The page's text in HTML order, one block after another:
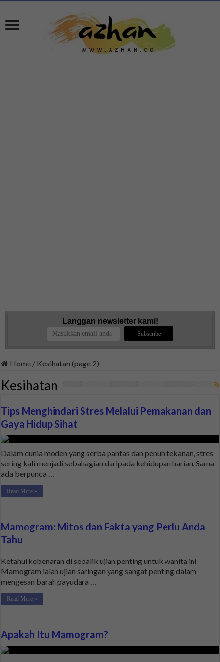
Langgan newsletter kami!
Home / Kesihatan (page 2)
Kesihatan
Tips Menghindari Stres Melalui Pemakanan dan
Gaya Hidup Sihat
Dalam dunia moden yang serba pantas dan penuh tekanan, stres
sering kali menjadi sebahagian daripada kehidupan harian. Sama
ada berpunca …
Read More »
Mamogram: Mitos dan Fakta yang Perlu Anda
Tahu
Ketahui kebenaran di sebalik ujian penting untuk wanita ini
Mamogram ialah ujian saringan yang sangat penting dalam
mengesan barah payudara …
Read More »
Apakah Itu Mamogram?